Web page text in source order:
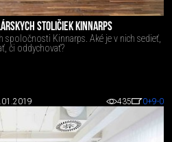
STOLIČIEK KINNARPS
spoločnosti Kinnarps. Aké je v nich sedieť,
či oddychovať?
435 0+9-0